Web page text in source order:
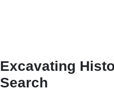
Excavating
Search